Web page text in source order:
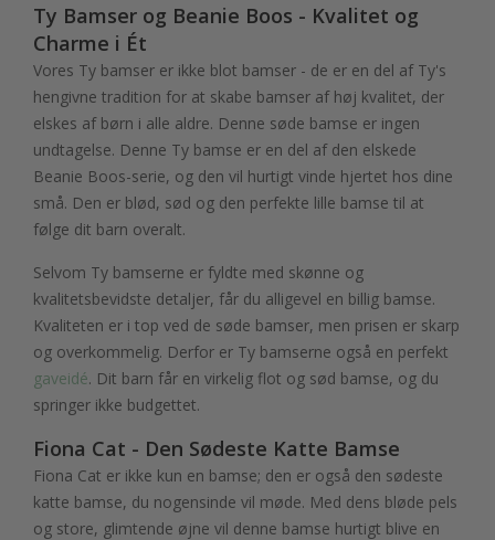
Ty Bamser og Beanie Boos - Kvalitet og
Charme i Ét
Vores Ty bamser er ikke blot bamser - de er en del af Ty's
hengivne tradition for at skabe bamser af høj kvalitet, der
elskes af børn i alle aldre. Denne søde bamse er ingen
undtagelse. Denne Ty bamse er en del af den elskede
Beanie Boos-serie, og den vil hurtigt vinde hjertet hos dine
små. Den er blød, sød og den perfekte lille bamse til at
følge dit barn overalt.
Selvom Ty bamserne er fyldte med skønne og
kvalitetsbevidste detaljer, får du alligevel en billig bamse.
Kvaliteten er i top ved de søde bamser, men prisen er skarp
og overkommelig. Derfor er Ty bamserne også en perfekt
gaveidé. Dit barn får en virkelig flot og sød bamse, og du
springer ikke budgettet.
Fiona Cat - Den Sødeste Katte Bamse
Fiona Cat er ikke kun en bamse; den er også den sødeste
katte bamse, du nogensinde vil møde. Med dens bløde pels
og store, glimtende øjne vil denne bamse hurtigt blive en